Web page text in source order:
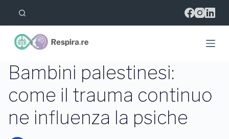
l
l
c
n
t
Bambini palestinesi:
come il trauma continuo
ne influenza la psiche